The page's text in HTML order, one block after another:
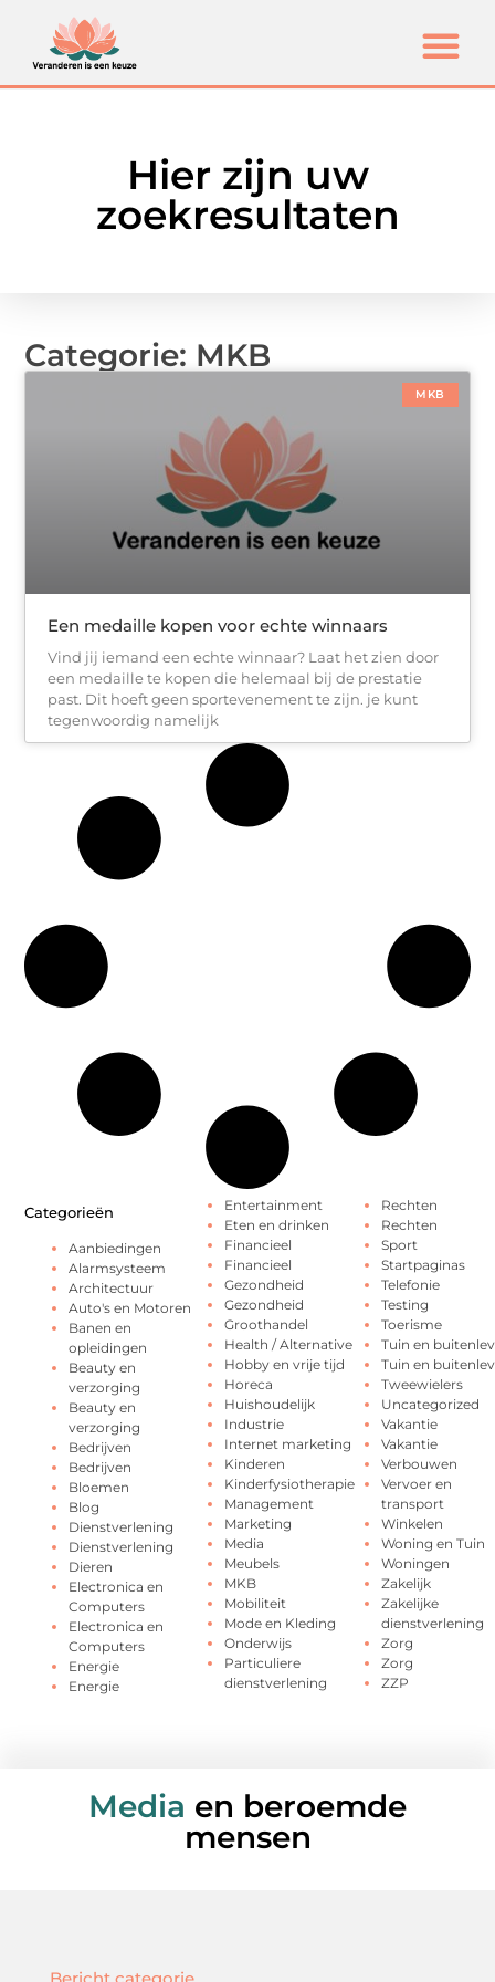
Hier zijn uw
zoekresultaten
Categorie: MKB
MKB
Een medaille kopen voor echte winnaars
Vind jij iemand een echte winnaar? Laat het zien door
een medaille te kopen die helemaal bij de prestatie
past. Dit hoeft geen sportevenement te zijn. je kunt
tegenwoordig namelijk
Categorieën
Aanbiedingen
Alarmsysteem
Architectuur
Auto's en Motoren
Banen en
opleidingen
Beauty en
verzorging
Beauty en
verzorging
Bedrijven
Bedrijven
Bloemen
Blog
Dienstverlening
Dienstverlening
Dieren
Electronica en
Computers
Electronica en
Computers
Energie
Energie
Entertainment
Eten en drinken
Financieel
Financieel
Gezondheid
Gezondheid
Groothandel
Health / Alternative
Hobby en vrije tijd
Horeca
Huishoudelijk
Industrie
Internet marketing
Kinderen
Kinderfysiotherapie
Management
Marketing
Media
Meubels
MKB
Mobiliteit
Mode en Kleding
Onderwijs
Particuliere
dienstverlening
Rechten
Rechten
Sport
Startpaginas
Telefonie
Testing
Toerisme
Tuin en
Tuin en
Tweewielers
Uncategorized
Vakantie
Vakantie
Verbouwen
Vervoer en
transport
Winkelen
Woning en Tuin
Woningen
Zakelijk
Zakelijke
dienstverlening
Zorg
Zorg
ZZP
Media en beroemde
mensen
Bericht categorie